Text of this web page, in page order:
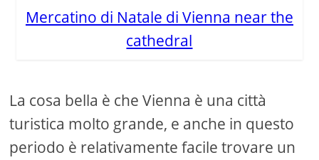
Mercatino di Natale di Vienna near the
cathedral
La cosa bella è che Vienna è una città
turistica molto grande, e anche in questo
periodo è relativamente facile trovare un